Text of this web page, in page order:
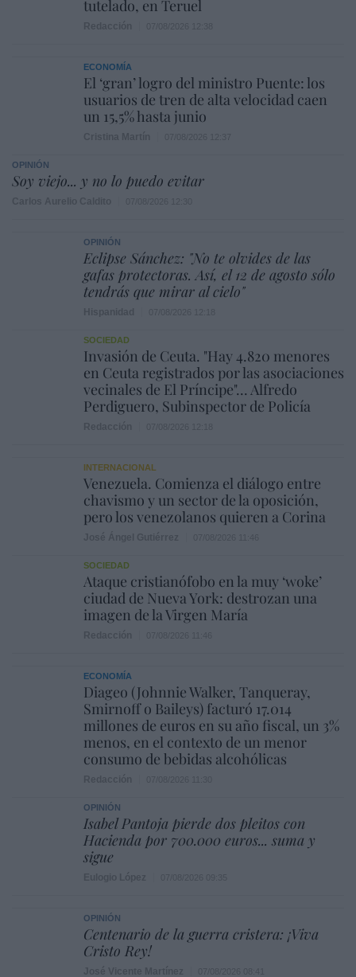
tutelado, en Teruel
ECONOMÍA
El ‘gran’ logro del ministro Puente: los
usuarios de tren de alta velocidad caen
un 15,5% hasta junio
OPINIÓN
Soy viejo... y no lo puedo evitar
OPINIÓN
Eclipse Sánchez: "No te olvides de las
gafas protectoras. Así, el 12 de agosto sólo
tendrás que mirar al cielo"
SOCIEDAD
Invasión de Ceuta. "Hay 4.820 menores
en Ceuta registrados por las asociaciones
vecinales de El Príncipe"... Alfredo
Perdiguero, Subinspector de Policía
INTERNACIONAL
Venezuela. Comienza el diálogo entre
chavismo y un sector de la oposición,
pero los venezolanos quieren a Corina
SOCIEDAD
Ataque cristianófobo en la muy ‘woke’
ciudad de Nueva York: destrozan una
imagen de la Virgen María
ECONOMÍA
Diageo (Johnnie Walker, Tanqueray,
Smirnoff o Baileys) facturó 17.014
millones de euros en su año fiscal, un 3%
menos, en el contexto de un menor
consumo de bebidas alcohólicas
OPINIÓN
Isabel Pantoja pierde dos pleitos con
Hacienda por 700.000 euros... suma y
sigue
OPINIÓN
Centenario de la guerra cristera: ¡Viva
Cristo Rey!